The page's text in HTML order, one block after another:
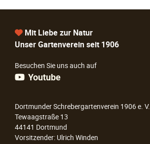
Mit Liebe zur Natur
Unser Gartenverein seit 1906
Besuchen Sie uns auch auf
Youtube
Dortmunder Schrebergartenverein 1906 e. V.
Tewaagstraße 13
44141 Dortmund
Vorsitzender: Ulrich Winden